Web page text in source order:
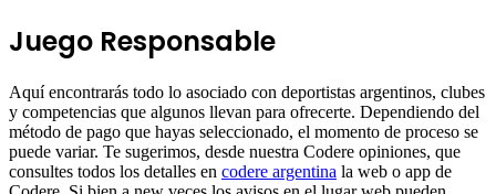
Juego Responsable
Aquí encontrarás todo lo asociado con deportistas argentinos, clubes
y competencias que algunos llevan para ofrecerte. Dependiendo del
método de pago que hayas seleccionado, el momento de proceso se
puede variar. Te sugerimos, desde nuestra Codere opiniones, que
consultes todos los detalles en codere argentina la web o app de